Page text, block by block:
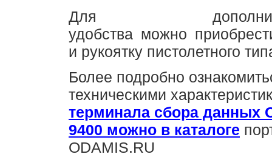
Для
удобства можно
и рукоятку пистолетного
Более подробно
техническими
терминала сбора данных
9400 можно в каталоге
ODAMIS.RU